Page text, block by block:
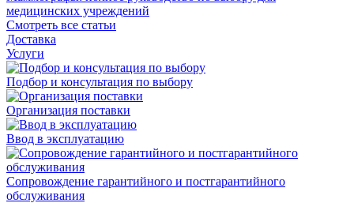
медицинских учреждений
Смотреть все статьи
Доставка
Услуги
Подбор и консультация по выбору
Организация поставки
Ввод в эксплуатацию
Сопровождение гарантийного и постгарантийного
обслуживания